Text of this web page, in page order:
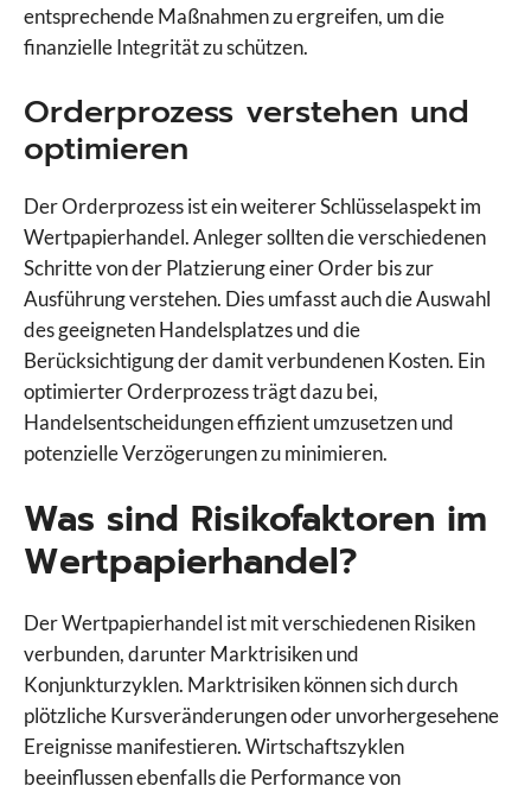
entsprechende Maßnahmen zu ergreifen, um die
finanzielle Integrität zu schützen.
Orderprozess verstehen und
optimieren
Der Orderprozess ist ein weiterer Schlüsselaspekt im
Wertpapierhandel. Anleger sollten die verschiedenen
Schritte von der Platzierung einer Order bis zur
Ausführung verstehen. Dies umfasst auch die Auswahl
des geeigneten Handelsplatzes und die
Berücksichtigung der damit verbundenen Kosten. Ein
optimierter Orderprozess trägt dazu bei,
Handelsentscheidungen effizient umzusetzen und
potenzielle Verzögerungen zu minimieren.
Was sind Risikofaktoren im
Wertpapierhandel?
Der Wertpapierhandel ist mit verschiedenen Risiken
verbunden, darunter Marktrisiken und
Konjunkturzyklen. Marktrisiken können sich durch
plötzliche Kursveränderungen oder unvorhergesehene
Ereignisse manifestieren. Wirtschaftszyklen
beeinflussen ebenfalls die Performance von